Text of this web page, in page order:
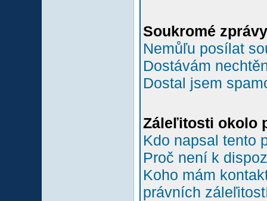
Soukromé zprávy
Nemůľu posílat
Dostávám
Dostal jsem
Záleľitosti okolo
Kdo napsal tento
Proč není k
Koho mám
právních